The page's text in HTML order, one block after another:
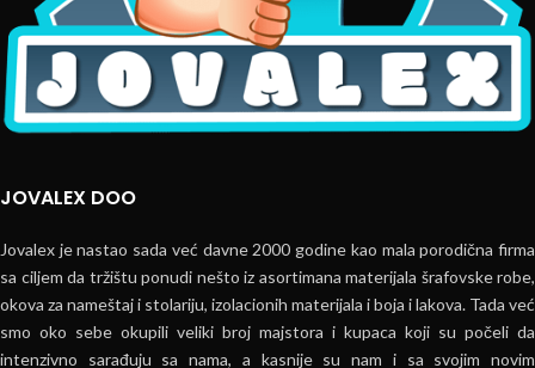
JOVALEX DOO
Jovalex je nastao sada već davne 2000 godine kao mala porodična firma
sa ciljem da tržištu ponudi nešto iz asortimana materijala šrafovske robe,
okova za nameštaj i stolariju, izolacionih materijala i boja i lakova. Tada već
smo oko sebe okupili veliki broj majstora i kupaca koji su počeli da
intenzivno sarađuju sa nama, a kasnije su nam i sa svojim novim